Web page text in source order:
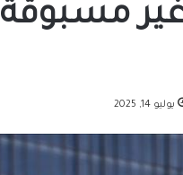
مسبوقة
يوليو 14, 2025